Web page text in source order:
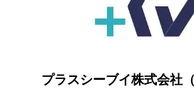
プラスシーブイ株式会社